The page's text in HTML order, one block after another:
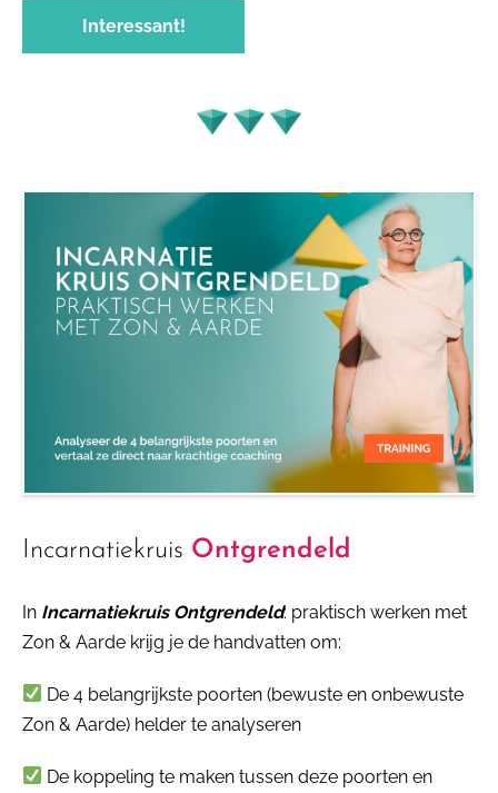
Interessant!
Incarnatiekruis Ontgrendeld
In Incarnatiekruis Ontgrendeld: praktisch werken met
Zon & Aarde krijg je de handvatten om:
De 4 belangrijkste poorten (bewuste en onbewuste
Zon & Aarde) helder te analyseren
De koppeling te maken tussen deze poorten en